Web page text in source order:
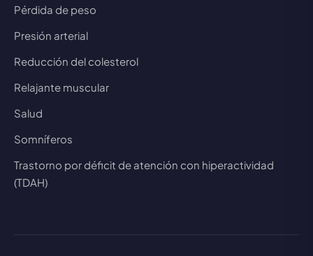
Pérdida de peso
Presión arterial
Reducción del colesterol
Relajante muscular
Salud
Somníferos
Trastorno por déficit de atención con hiperactividad
(TDAH)